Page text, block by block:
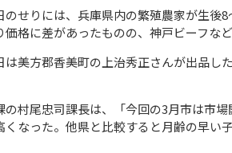
せりには、兵庫県内の繁殖農家が生後8
価格に差があったものの、神戸ビーフな
美方郡香美町の上治秀正さんが出品し
村尾忠司課長は、「今回の3月市は市
くなった。他県と比較すると月齢の早い